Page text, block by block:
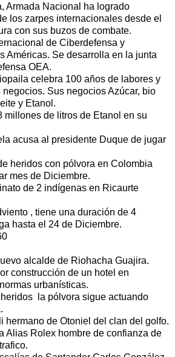
Armada Nacional ha logrado
los zarpes internacionales desde el
con sus buzos de combate.
de Ciberdefensa y
Américas. Se desarrolla en la junta
OEA.
celebra 100 años de labores y
Sus negocios Azúcar, bio
y Etanol.
millones de litros de Etanol en su
acusa al presidente Duque de jugar
heridos con pólvora en Colombia
mes de Diciembre.
de 2 indígenas en Ricaurte
, tiene una duración de 4
hasta el 24 de Diciembre.
alcalde de Riohacha Guajira.
construcción de un hotel en
urbanísticas.
la pólvora sigue actuando
hermano de Otoniel del clan del golfo.
Alias Rolex hombre de confianza de